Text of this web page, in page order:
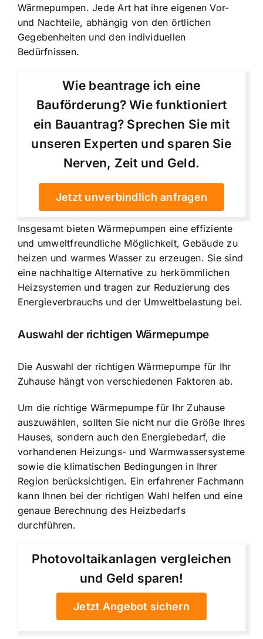
Wärmepumpen. Jede Art hat ihre eigenen Vor-
und Nachteile, abhängig von den örtlichen
Gegebenheiten und den individuellen
Bedürfnissen.
Wie beantrage ich eine
Bauförderung? Wie funktioniert
ein Bauantrag? Sprechen Sie mit
unseren Experten und sparen Sie
Nerven, Zeit und Geld.
Jetzt unverbindlich anfragen
Insgesamt bieten Wärmepumpen eine effiziente
und umweltfreundliche Möglichkeit, Gebäude zu
heizen und warmes Wasser zu erzeugen. Sie sind
eine nachhaltige Alternative zu herkömmlichen
Heizsystemen und tragen zur Reduzierung des
Energieverbrauchs und der Umweltbelastung bei.
Auswahl der richtigen Wärmepumpe
Die Auswahl der richtigen Wärmepumpe für Ihr
Zuhause hängt von verschiedenen Faktoren ab.
Um die richtige Wärmepumpe für Ihr Zuhause
auszuwählen, sollten Sie nicht nur die Größe Ihres
Hauses, sondern auch den Energiebedarf, die
vorhandenen Heizungs- und Warmwassersysteme
sowie die klimatischen Bedingungen in Ihrer
Region berücksichtigen. Ein erfahrener Fachmann
kann Ihnen bei der richtigen Wahl helfen und eine
genaue Berechnung des Heizbedarfs
durchführen.
Photovoltaikanlagen vergleichen
und Geld sparen!
Jetzt Angebot sichern